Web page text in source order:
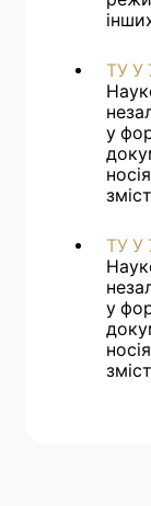
ТУ У
у
ТУ У
у